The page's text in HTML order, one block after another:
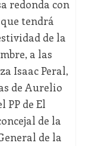
redonda con
tendrá
de la
a las
Isaac Peral,
de Aurelio
PP de El
de la
de la